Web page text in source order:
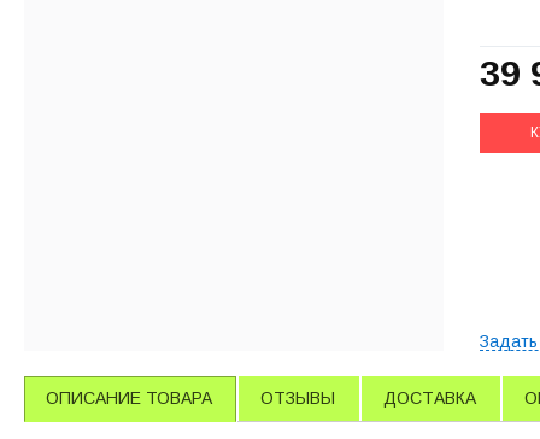
39
ОПИСАНИЕ ТОВАРА ОТЗЫВЫ ДОСТАВКА